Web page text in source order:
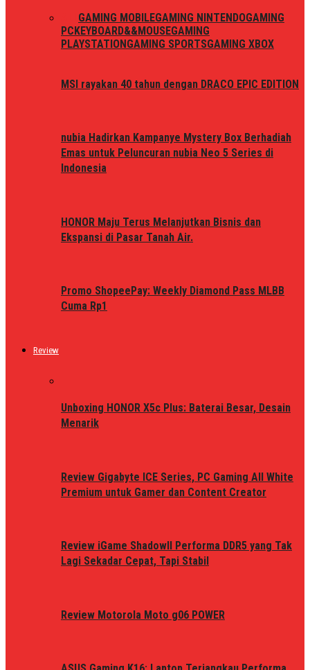
GAMING MOBILEGAMING NINTENDOGAMING
PCKEYBOARD&&MOUSEGAMING
PLAYSTATIONGAMING SPORTSGAMING XBOX
MSI rayakan 40 tahun dengan DRACO EPIC EDITION
nubia Hadirkan Kampanye Mystery Box Berhadiah
Emas untuk Peluncuran nubia Neo 5 Series di
Indonesia
HONOR Maju Terus Melanjutkan Bisnis dan
Ekspansi di Pasar Tanah Air.
Promo ShopeePay: Weekly Diamond Pass MLBB
Cuma Rp1
Review
Unboxing HONOR X5c Plus: Baterai Besar, Desain
Menarik
Review Gigabyte ICE Series, PC Gaming All White
Premium untuk Gamer dan Content Creator
Review iGame ShadowII Performa DDR5 yang Tak
Lagi Sekadar Cepat, Tapi Stabil
Review Motorola Moto g06 POWER